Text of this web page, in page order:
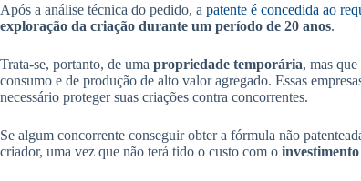
Após a análise técnica do pedido, a patente é concedida ao
exploração da criação durante um período de 20 anos.
Trata-se, portanto, de uma propriedade temporária, mas
consumo e de produção de alto valor agregado. Essas
necessário proteger suas criações contra concorrentes.
Se algum concorrente conseguir obter a fórmula não
criador, uma vez que não terá tido o custo com o